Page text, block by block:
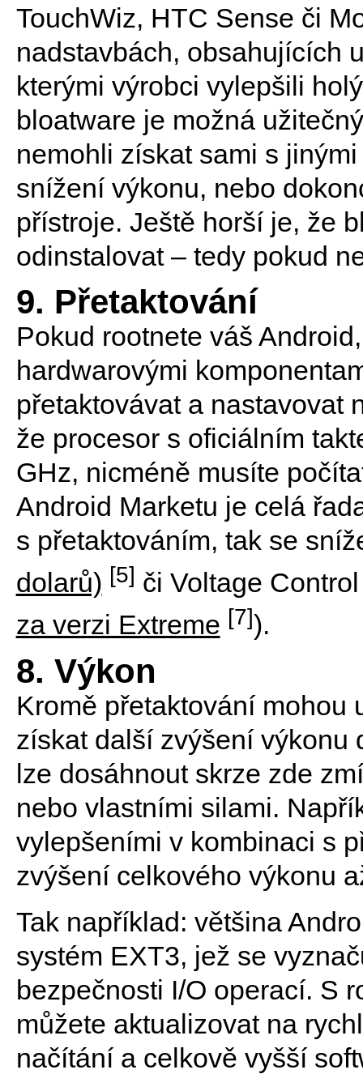
TouchWiz, HTC Sense či
nadstavbách, obsahujících
kterými výrobci vylepšili
bloatware je možná
nemohli získat sami s
snížení výkonu, nebo
přístroje. Ještě horší je, že
odinstalovat – tedy pokud
9. Přetaktování
Pokud rootnete váš
hardwarovými
přetaktovávat a nastavovat
že procesor s oficiálním
GHz, nicméně musíte
Android Marketu je celá
s přetaktováním, tak se
dolarů) [5] či Voltage
za verzi Extreme [7]).
8. Výkon
Kromě přetaktování mohou
získat další zvýšení výkonu
lze dosáhnout skrze zde
nebo vlastními silami.
vylepšeními v kombinaci s
zvýšení celkového výkonu
Tak například: většina
systém EXT3, jež se
bezpečnosti I/O operací. S
můžete aktualizovat na
načítání a celkově vyšší